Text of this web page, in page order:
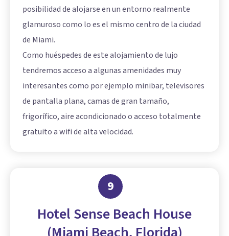
posibilidad de alojarse en un entorno realmente
glamuroso como lo es el mismo centro de la ciudad
de Miami.
Como huéspedes de este alojamiento de lujo
tendremos acceso a algunas amenidades muy
interesantes como por ejemplo minibar, televisores
de pantalla plana, camas de gran tamaño,
frigorífico, aire acondicionado o acceso totalmente
gratuito a wifi de alta velocidad.
9
Hotel Sense Beach House